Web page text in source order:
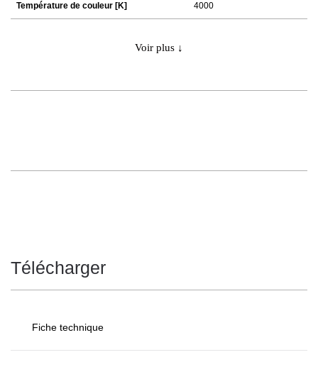
Température de couleur [K] 4000
Voir plus ↓
Télécharger
Fiche technique